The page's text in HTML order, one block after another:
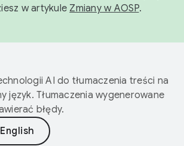
w artykule Zmiany w AOSP.
AI do tłumaczenia treści na
język. Tłumaczenia wygenerowane
błędy.